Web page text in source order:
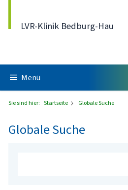
LVR-Klinik Bedburg-Hau
Menü
Sie sind hier: Startseite Globale Suche
Globale Suche